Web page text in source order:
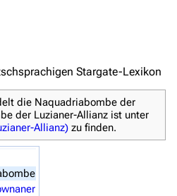
Universum
Stargate-Lexikon
die Naquadriabombe der
der Luzianer-Allianz ist unter
Allianz) zu finden.